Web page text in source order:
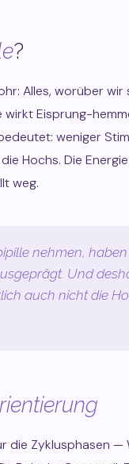
?
Alles, worüber
wirkt Eisprung-
weniger
Hochs. Die
weg.
nehmen,
Und
auch nicht die
die Zyklusphasen